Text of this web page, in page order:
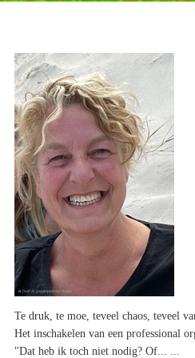
Te druk, te moe, teveel chaos, teveel
Het inschakelen van een professional
"Dat heb ik toch niet nodig? Of... ...